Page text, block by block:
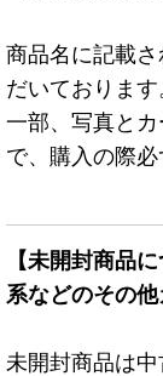
商品名に記載
だいております
一部、写真と
で、購入の際必
【未開封商品
系などのその他
未開封商品は